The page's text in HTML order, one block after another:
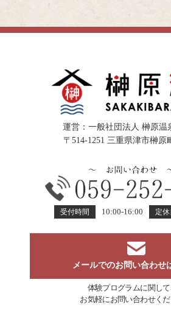
運営：一般社団法人 榊原温
〒514-1251 三重県津市榊原
受付時間 10:00-16:00 定休
メールでのお問い合わせ
体験プログラムに関し
お気軽にお問い合わせくだ